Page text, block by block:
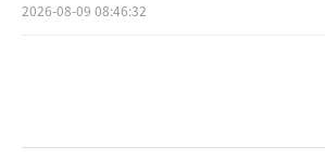
2026-08-09 08:46:32